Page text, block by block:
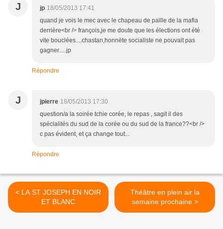
J jp 18/05/2013 17:41
quand je vois le mec avec le chapeau de paille de la mafia
derrière<br /> françois,je me doute que les élections ont été
vite bouclées....chastan,honnète socialiste ne pouvait pas
gagner.....jp
Répondre
J jpierre 18/05/2013 17:30
question/a la soirée tchie corée, le repas , sagit il des
spécialités du sud de la corée ou du sud de la france??<br />
c pas évident, et ça change tout...
Répondre
< LA ST JOSEPH EN NOIR
ET BLANC
Théâtre en plein air la
semaine prochaine >